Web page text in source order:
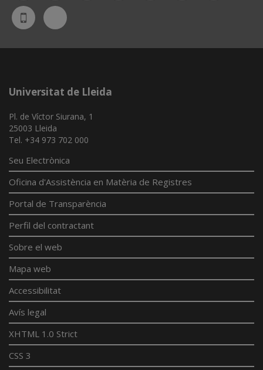
UdL
App
Bluesky
Universitat de Lleida
Pl. de Víctor Siurana, 1
25003 Lleida
Tel. +34 973 702 000
Seu Electrònica
Oficina d'Assistència en Matèria de Registres
Portal de Transparència
Perfil del contractant
Sobre el web
Mapa web
Accessibilitat
Avís legal
XHTML 1.0 Strict
CSS 3